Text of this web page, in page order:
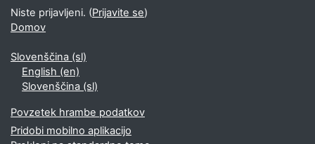
Niste prijavljeni. (Prijavite se)
Domov
Slovenščina ‎(sl)‎
English ‎(en)‎
Slovenščina ‎(sl)‎
Povzetek hrambe podatkov
Pridobi mobilno aplikacijo